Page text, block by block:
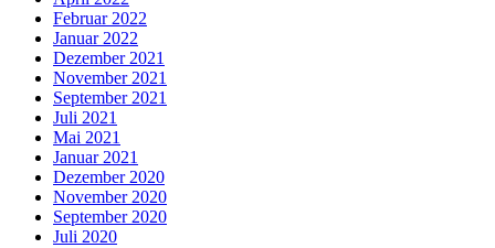
Februar 2022
Januar 2022
Dezember 2021
November 2021
September 2021
Juli 2021
Mai 2021
Januar 2021
Dezember 2020
November 2020
September 2020
Juli 2020